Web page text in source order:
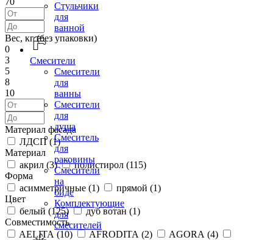
Стульчики
для
ванной
Смесители
Смесители
для
ванны
Смесители
для
душа
Смеситель
для
раковины
Смесители
на
биде
Комплектующие
для
смесителей
Вес, кг (без упаковки)
0
3
5
8
10
Материал фасада
ЛДСП (1)
Материал
акрил (3) полистирол (115)
Форма
асимметричные (1) прямой (1)
Цвет
белый (125) дуб вотан (1)
Совместимость
AELITA (10) AFRODITA (2) AGORA (4)